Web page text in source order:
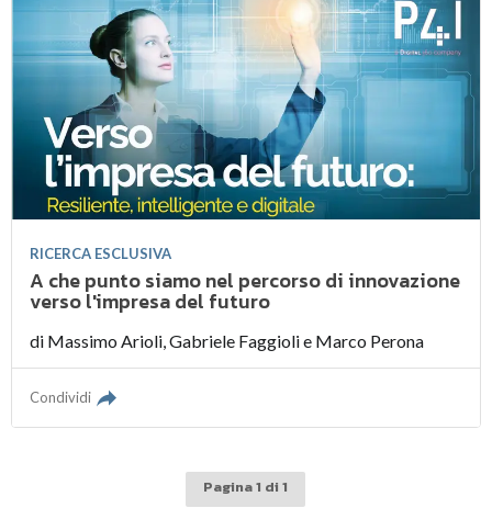
RICERCA ESCLUSIVA
A che punto siamo nel percorso di innovazione
verso l'impresa del futuro
di Massimo Arioli,Gabriele Faggiolie Marco Perona
Condividi
Pagina 1 di 1